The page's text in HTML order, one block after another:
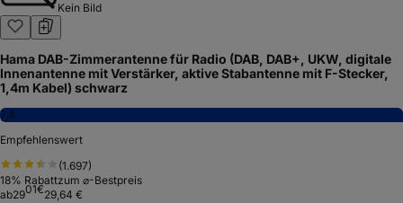
Kein Bild
Hama DAB-Zimmerantenne für Radio (DAB, DAB+, UKW, digitale
Innenantenne mit Verstärker, aktive Stabantenne mit F-Stecker,
1,4m Kabel) schwarz
7,4
Empfehlenswert
(1.697)
18% Rabattzum ⌀-Bestpreis
ab2901€29,64 €